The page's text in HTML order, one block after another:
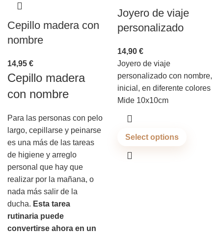
Cepillo madera con
nombre
14,95 €
Cepillo madera
con nombre
Para las personas con pelo
largo, cepillarse y peinarse
es una más de las tareas
de higiene y arreglo
personal que hay que
realizar por la mañana, o
nada más salir de la
ducha. Esta tarea
rutinaria puede
convertirse ahora en un
Joyero de viaje
personalizado
14,90 €
Joyero de viaje
personalizado con nombre,
inicial, en diferente colores
Mide 10x10cm
Select options